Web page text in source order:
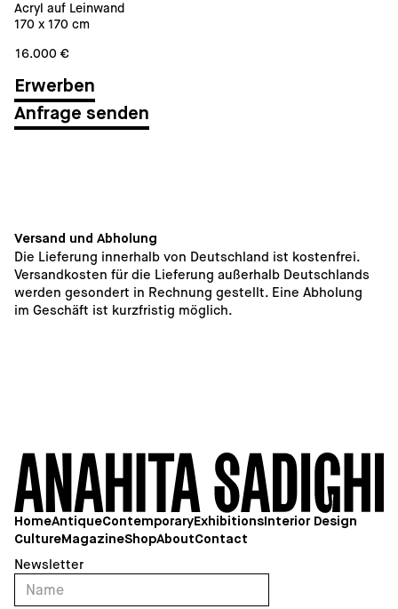
Acryl auf Leinwand
170 x 170 cm
16.000 €
Anfrage senden
Versand und Abholung
Die Lieferung innerhalb von Deutschland ist kostenfrei.
Versandkosten für die Lieferung außerhalb Deutschlands
werden gesondert in Rechnung gestellt. Eine Abholung
im Geschäft ist kurzfristig möglich.
HomeAntiqueContemporary Exhibitions Interior Design
Culture MagazineShopAboutContact
Newsletter